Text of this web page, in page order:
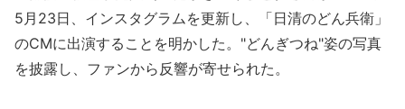
5月23日、インスタグラムを更新し、「日清のどん兵衛」
のCMに出演することを明かした。"どんぎつね"姿の写真
を披露し、ファンから反響が寄せられた。